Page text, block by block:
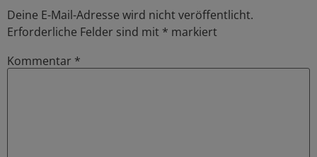
Deine E-Mail-Adresse wird nicht veröffentlicht.
Erforderliche Felder sind mit * markiert
Kommentar *